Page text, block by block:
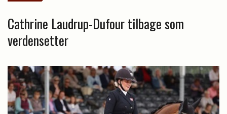
Cathrine Laudrup-Dufour tilbage som
verdensetter